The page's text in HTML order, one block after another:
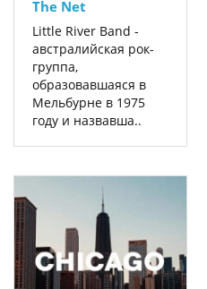
The Net
Little River Band -
австралийская рок-
группа,
образовавшаяся в
Мельбурне в 1975
году и назвавша..